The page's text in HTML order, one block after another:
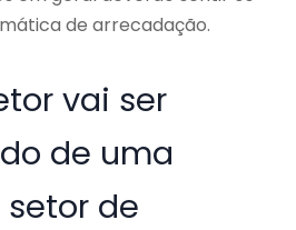
de arrecadação.
vai ser
de uma
setor de